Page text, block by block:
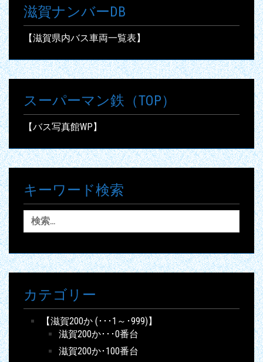
滋賀ナンバーDB
【滋賀県内バス車両一覧表】
スーパーマン鉄（TOP）
【バス写真館WP】
キーワード検索
検
索:
カテゴリー
【滋賀200か (･･･1～･999)】
滋賀200か･･･0番台
滋賀200か･100番台